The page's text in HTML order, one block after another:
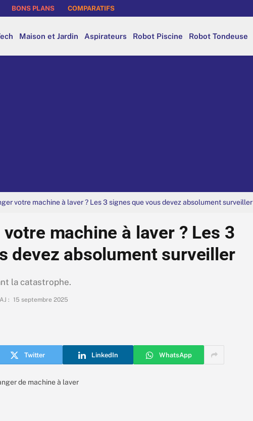
BONS PLANS COMPARATIFS
Maison et Jardin Aspirateurs Robot Piscine Robot Tondeuse
votre machine à laver ? Les 3 signes que vous devez absolument surveiller
machine à laver ? Les 3
devez absolument surveiller
la catastrophe.
: 15 septembre 2025
Twitter LinkedIn WhatsApp